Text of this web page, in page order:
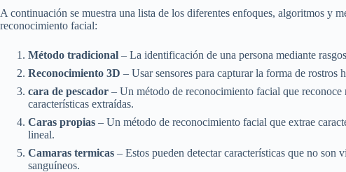
A continuación se muestra una lista de los diferentes enfoques, algoritmos y
reconocimiento facial:
Método tradicional – La identificación de una persona mediante
Reconocimiento 3D – Usar sensores para capturar la forma de rostros
cara de pescador – Un método de reconocimiento facial que
características extraídas.
Caras propias – Un método de reconocimiento facial que extrae
lineal.
Camaras termicas – Estos pueden detectar características que no son
sanguíneos.